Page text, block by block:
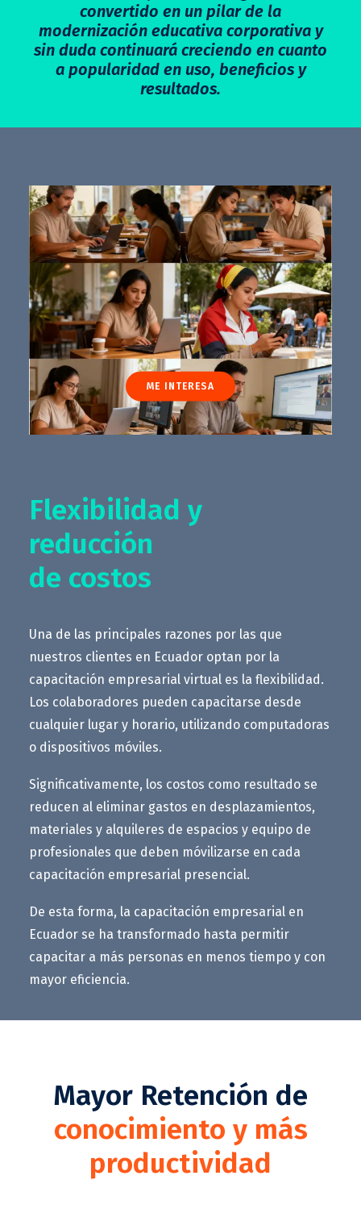
convertido en un pilar de la
modernización educativa corporativa y
sin duda continuará creciendo en cuanto
a popularidad en uso, beneficios y
resultados.
Flexibilidad y
reducción
de costos
Una de las principales razones por las que
nuestros clientes en Ecuador optan por la
capacitación empresarial virtual es la flexibilidad.
Los colaboradores pueden capacitarse desde
cualquier lugar y horario, utilizando computadoras
o dispositivos móviles.
Significativamente, los costos como resultado se
reducen al eliminar gastos en desplazamientos,
materiales y alquileres de espacios y equipo de
profesionales que deben móvilizarse en cada
capacitación empresarial presencial.
De esta forma, la capacitación empresarial en
Ecuador se ha transformado hasta permitir
capacitar a más personas en menos tiempo y con
mayor eficiencia.
ME INTERESA
Mayor Retención de
conocimiento y más
productividad